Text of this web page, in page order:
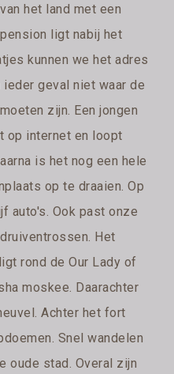
het land met een
ligt nabij het
kunnen we het adres
geval niet waar de
zijn. Een jongen
op internet en loopt
is het nog een hele
op te draaien. Op
auto's. Ook past onze
Het
rond de Our Lady of
moskee. Daarachter
Achter het fort
Snel wandelen
oude stad. Overal zijn